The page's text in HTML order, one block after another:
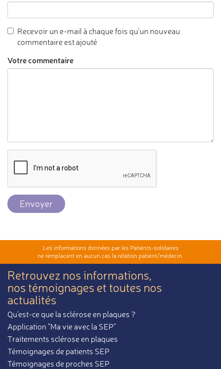
Recevoir un e-mail à chaque fois qu'un nouveau
commentaire est ajouté
Votre commentaire
Envoyer
Les informations données par les Patients-solidaires
ne remplacent en aucun cas la relation patient/médecin.
Retrouvez nos informations,
nos témoignages et toutes nos
actualités
Qu'est-ce que la sclérose en plaques ?
Application "Ma vie avec la SEP"
Traitements sclérose en plaques
Témoignages de patients SEP
Témoignages de proches SEP